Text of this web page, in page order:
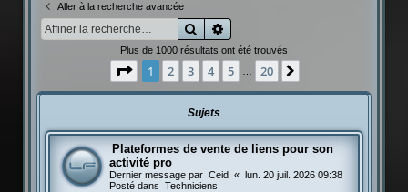
h
Aller à la recherche avancée
Rechercher
Plus de 1000 résultats ont été trouvés
Page 1sur20
1 2 3 4 5 20
Sujets
Plateformes de vente de liens pour son
activité pro
Dernier message par Ceid « lun. 20 juil. 2026 09:38
Posté dans Techniciens